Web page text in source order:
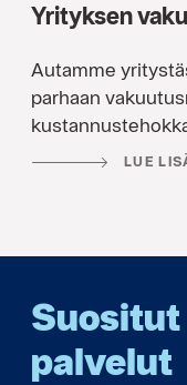
Yrityksen
Autamme
parhaan
LUE
Suositut
palvelut